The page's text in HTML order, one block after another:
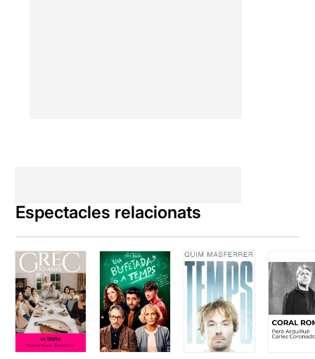
Espectacles relacionats